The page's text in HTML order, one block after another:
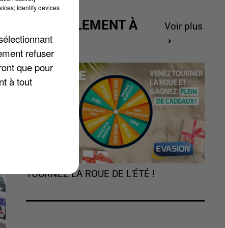
ACTUELLEMENT À
GAGNER
Voir plus
TOURNEZ LA ROUE DE L'ÉTÉ !
Identify devices
refuser
que pour
à tout